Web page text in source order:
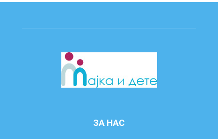
ЗА НАС